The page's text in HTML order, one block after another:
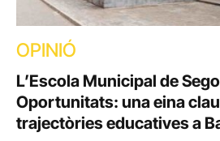
OPINIÓ
L’Escola Municipal de
Oportunitats: una eina
trajectòries educatives a